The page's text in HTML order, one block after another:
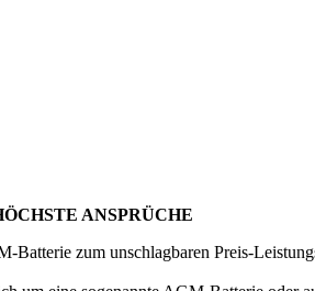
ANSPRÜCHE
zum unschlagbaren Preis-